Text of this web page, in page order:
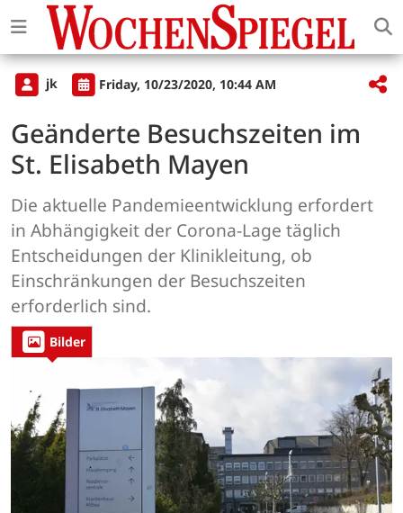
jk Friday, 10/23/2020, 10:44 AM
Geänderte Besuchszeiten im
St. Elisabeth Mayen
Die aktuelle Pandemieentwicklung erfordert
in Abhängigkeit der Corona-Lage täglich
Entscheidungen der Klinikleitung, ob
Einschränkungen der Besuchszeiten
erforderlich sind.
Bilder